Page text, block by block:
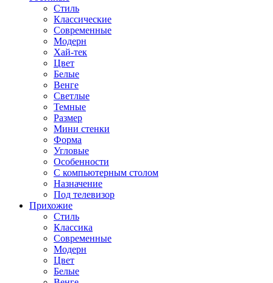
Стиль
Классические
Современные
Модерн
Хай-тек
Цвет
Белые
Венге
Светлые
Темные
Размер
Мини стенки
Форма
Угловые
Особенности
С компьютерным столом
Назначение
Под телевизор
Прихожие
Стиль
Классика
Современные
Модерн
Цвет
Белые